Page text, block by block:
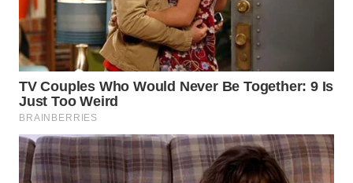
WN
BEKASI
WN
BOGOR
WN
DEPOK